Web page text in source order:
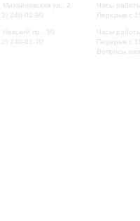
Михайловская ул., 2
240-01-80
Невский пр., 30
240-01-70
Часы
Перерыв с
Часы
Перерыв с
Вопросы